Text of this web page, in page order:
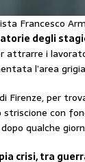
Francesco
degli
attrarre i
l’area
Firenze, per
con
qualche
crisi, tra